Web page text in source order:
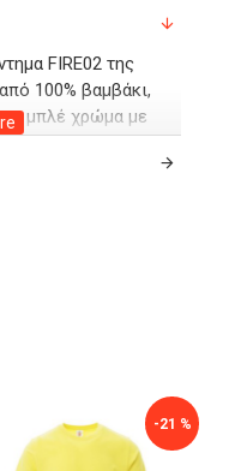
FIRE02 της
100% βαμβάκι,
μπλέ χρώμα με
υπηρεσίας.
-21 %